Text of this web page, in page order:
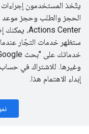
الحجز والطلب وحجز
ستظهر خدمات التجّار
وغيرها. للاشتراك في
إبداء الاهتمام هذا.